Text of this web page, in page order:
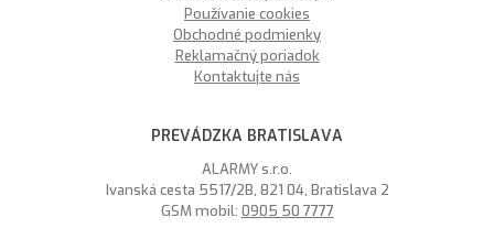
Používanie cookies
Obchodné podmienky
Reklamačný poriadok
Kontaktujte nás
PREVÁDZKA BRATISLAVA
ALARMY s.r.o.
Ivanská cesta 5517/2B, 821 04, Bratislava 2
GSM mobil: 0905 50 7777